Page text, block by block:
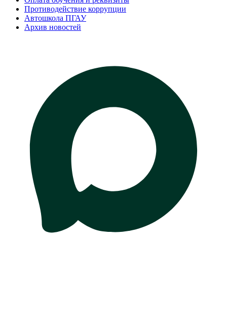
Противодействие коррупции
Автошкола ПГАУ
Архив новостей